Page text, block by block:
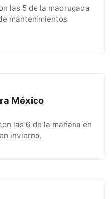
las 5 de la madrugada
mantenimientos
México
las 6 de la mañana en
invierno.